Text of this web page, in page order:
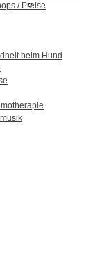
/ Preise
beim Hund